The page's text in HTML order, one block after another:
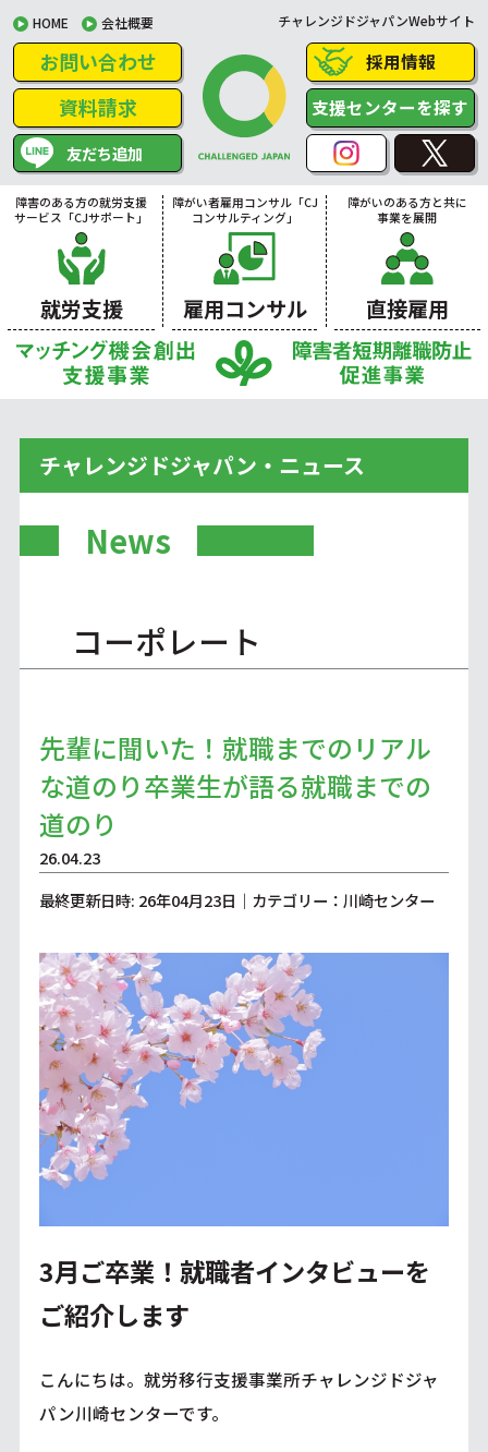
HOME 会社概要 チャレンジドジャパンWebサイト
お問い合わせ
資料請求
友だち追加
採用情報
支援センターを探す
障害のある方の就労支援
サービス「CJサポート」
就労支援
障がい者雇用コンサル「CJ
コンサルティング」
雇用コンサル
障がいのある方と共に
事業を展開
直接雇用
チャレンジドジャパン・ニュース
News
コーポレート
先輩に聞いた！就職までのリアル
な道のり卒業生が語る就職までの
道のり
26.04.23
最終更新日時: 26年04月23日｜カテゴリー：川崎センター
3月ご卒業！就職者インタビューを
ご紹介します
こんにちは。就労移行支援事業所チャレンジドジャ
パン川崎センターです。